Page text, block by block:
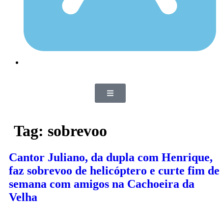
Tag: sobrevoo
Cantor Juliano, da dupla com Henrique,
faz sobrevoo de helicóptero e curte fim de
semana com amigos na Cachoeira da
Velha